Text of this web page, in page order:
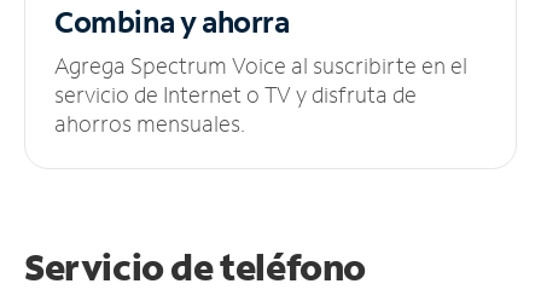
Combina y ahorra
Agrega Spectrum Voice al suscribirte en el
servicio de Internet o TV y disfruta de
ahorros mensuales.
Servicio de teléfono